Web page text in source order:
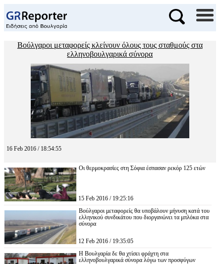
Βούλγαροι μεταφορείς κλείνουν όλους τους σταθμούς στα
ελληνοβουλγαρικά σύνορα
16 Feb 2016 / 18:54:55
Οι θερμοκρασίες στη Σόφια έσπασαν ρεκόρ 125 ετών
15 Feb 2016 / 19:25:16
Βούλγαροι μεταφορείς θα υποβάλουν μήνυση κατά του
ελληνικού συνδικάτου που διοργανώνει τα μπλόκα στα
σύνορα
12 Feb 2016 / 19:35:05
Η Βουλγαρία δε θα χτίσει φράχτη στα
ελληνοβουλγαρικά σύνορα λόγω των προσφύγων